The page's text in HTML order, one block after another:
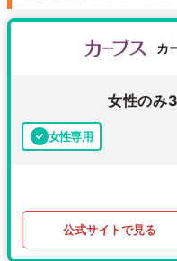
カ
女性のみ
女性専用
公式サイトで見る